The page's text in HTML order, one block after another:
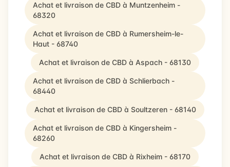
Achat et livraison de CBD à Muntzenheim -
68320
Achat et livraison de CBD à Rumersheim-le-
Haut - 68740
Achat et livraison de CBD à Aspach - 68130
Achat et livraison de CBD à Schlierbach -
68440
Achat et livraison de CBD à Soultzeren - 68140
Achat et livraison de CBD à Kingersheim -
68260
Achat et livraison de CBD à Rixheim - 68170